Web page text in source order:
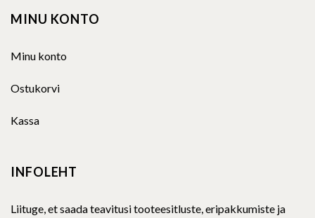
MINU KONTO
Minu konto
Ostukorvi
Kassa
INFOLEHT
Liituge, et saada teavitusi tooteesitluste, eripakkumiste ja